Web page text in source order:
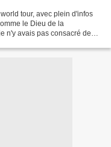
tour, avec plein d'infos
le Dieu de la
n'y avais pas consacré de